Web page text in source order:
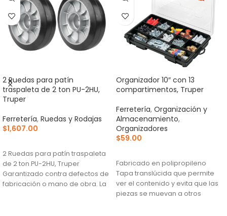
2 Ruedas para patín
traspaleta de 2 ton PU-2HU,
Truper
Ferretería, Ruedas y Rodajas
$1,607.00
2 Ruedas para patín traspaleta
de 2 ton PU-2HU, Truper
Garantizado contra defectos de
fabricación o mano de obra. La
Organizador 10″ con 13
compartimentos, Truper
Ferretería, Organización y
Almacenamiento,
Organizadores
$59.00
Fabricado en polipropileno
Tapa translúcida que permite
ver el contenido y evita que las
piezas se muevan a otros